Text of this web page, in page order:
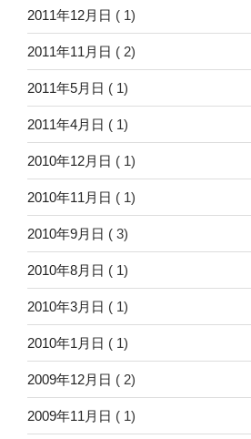
2011年12月日 ( 1)
2011年11月日 ( 2)
2011年5月日 ( 1)
2011年4月日 ( 1)
2010年12月日 ( 1)
2010年11月日 ( 1)
2010年9月日 ( 3)
2010年8月日 ( 1)
2010年3月日 ( 1)
2010年1月日 ( 1)
2009年12月日 ( 2)
2009年11月日 ( 1)